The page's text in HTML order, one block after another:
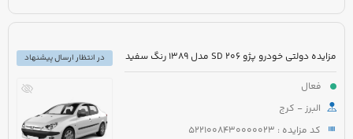
مزایده دولتی خودرو پژو 206 SD مدل 1389 رنگ سفید
فعال
البرز - کرج
کد مزایده : 5221008430000023
در انتظار ارسال پیشنهاد